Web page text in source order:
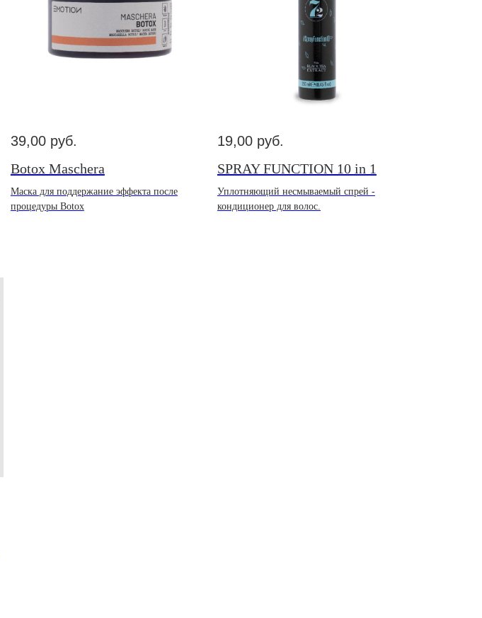
39,00 руб.
Botox Maschera
Маска для поддержание эффекта после
процедуры Botox
19,00 руб.
SPRAY FUNCTION 10 in 1
Уплотняющий несмываемый спрей -
кондиционер для волос.